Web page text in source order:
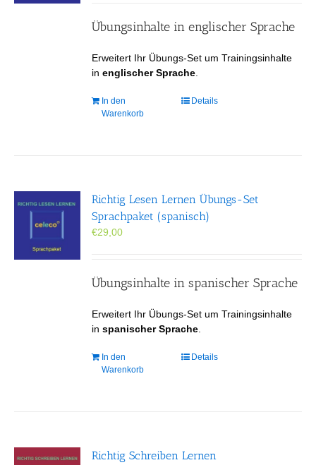
Übungsinhalte in englischer Sprache
Erweitert Ihr Übungs-Set um Trainingsinhalte
inenglischer Sprache
In den
Warenkorb
Details
Richtig Lesen Lernen Übungs-Set
Sprachpaket (spanisch)
€29,00
Übungsinhalte in spanischer Sprache
Erweitert Ihr Übungs-Set um Trainingsinhalte
inspanischer Sprache
In den
Warenkorb
Details
Richtig Schreiben Lernen